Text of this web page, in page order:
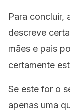
Para concluir,
descreve
mães e pais
certamente
Se este for o
apenas uma